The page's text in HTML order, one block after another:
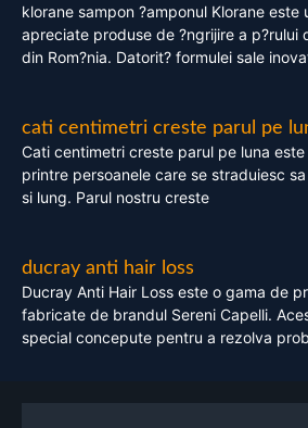
klorane sampon ?amponul Klorane este
apreciate produse de ?ngrijire a p?rului
din Rom?nia. Datorit? formulei sale
cati centimetri creste parul pe
Cati centimetri creste parul pe luna
printre persoanele care se straduiesc
si lung. Parul nostru creste
ducray anti hair loss
Ducray Anti Hair Loss este o gama de
fabricate de brandul Sereni Capelli.
special concepute pentru a rezolva